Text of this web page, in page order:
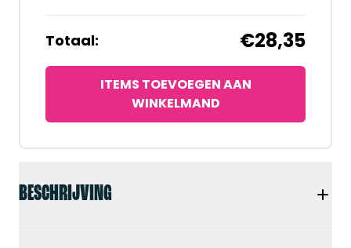
BESCHRIJVING
Totaal: €28,35
ITEMS TOEVOEGEN AAN
WINKELMAND